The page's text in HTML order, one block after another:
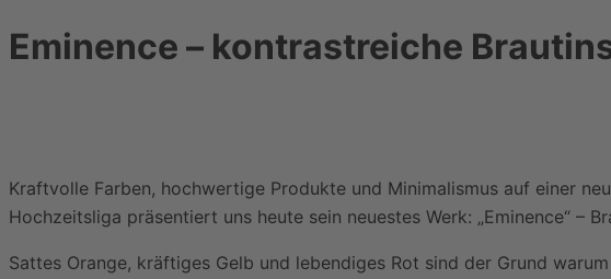
Eminence – kontrastreiche
Kraftvolle Farben, hochwertige Produkte und Minimalismus auf einer
Hochzeitsliga präsentiert uns heute sein neuestes Werk: „Eminence“ –
Sattes Orange, kräftiges Gelb und lebendiges Rot sind der Grund